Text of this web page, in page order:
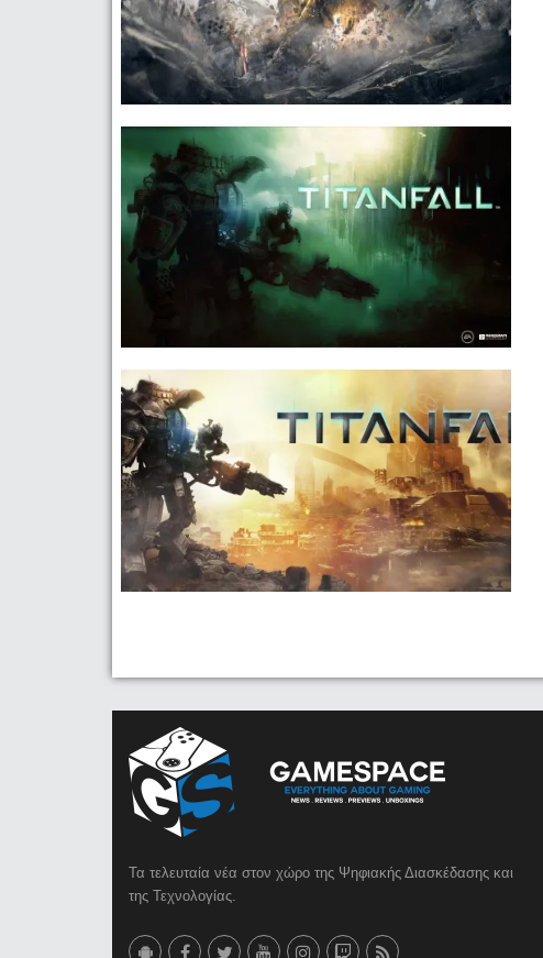
Τα τελευταία νέα στον χώρο της Ψηφιακής Διασκέδασης και
της Τεχνολογίας.